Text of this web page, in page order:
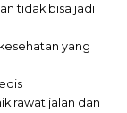
tidak bisa jadi
yang
rawat jalan dan